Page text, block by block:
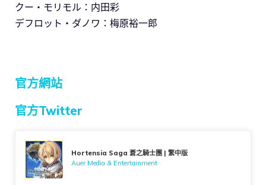
クー・モリモル：内田彩
デフロット・ダノワ：梅原裕一郎
官方網站
官方Twitter
Hortensia Saga 蒼之騎士團 | 繁中版
Auer Media & Entertainment